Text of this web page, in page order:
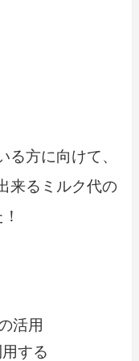
る方に向けて、
来るミルク代の
活用
する